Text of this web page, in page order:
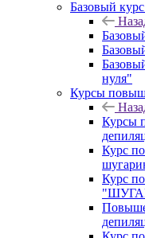
Базовый
нуля"
Курсы
Курсы
Курс
Курс